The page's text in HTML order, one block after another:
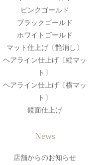
ピンクゴールド
ブラックゴールド
ホワイトゴールド
マット仕上げ〔艶消し〕
ヘアライン仕上げ〔縦マッ
ト〕
ヘアライン仕上げ〔横マッ
ト〕
鏡面仕上げ
News
店舗からのお知らせ